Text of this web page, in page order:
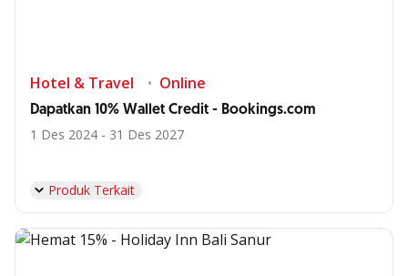
Hotel & Travel Online
Dapatkan 10% Wallet Credit - Bookings.com
1 Des 2024 - 31 Des 2027
Produk Terkait